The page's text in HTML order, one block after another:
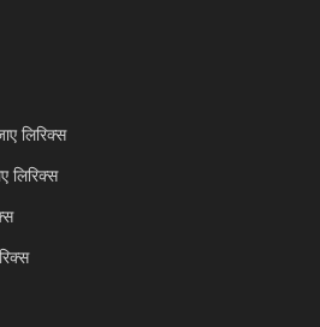
लिरिक्स
लिरिक्स